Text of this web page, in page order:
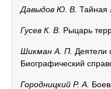
Давыдов Ю. В. Тайная
Гусев К. В. Рыцарь
Шикман А. П. Деятели
Биографический
Городницкий Р. А.